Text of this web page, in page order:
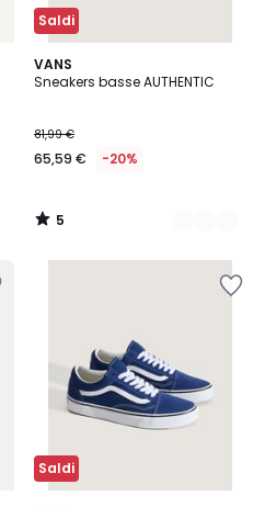
Saldi
VANS
Sneakers basse AUTHENTIC
81,99 €
65,59 € -20%
5
/
2
Colori
5
/
Saldi